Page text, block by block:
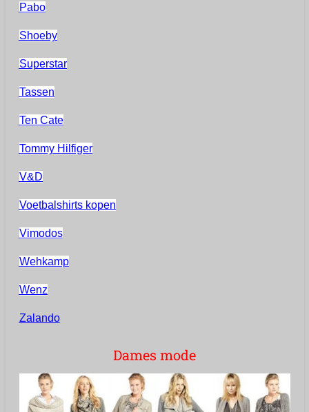
Pabo
Shoeby
Superstar
Tassen
Ten Cate
Tommy Hilfiger
V&D
Voetbalshirts kopen
Vimodos
Wehkamp
Wenz
Zalando
Dames mode